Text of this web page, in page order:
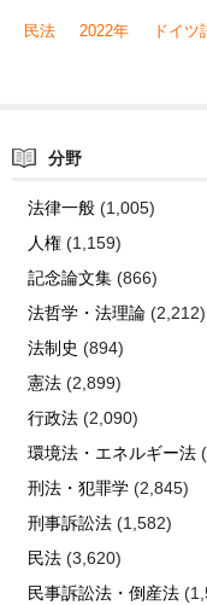
民法 2022年 ドイツ
分野
法律一般(1,005)
人権(1,159)
記念論文集(866)
法哲学・法理論(2,212)
法制史 (894)
憲法(2,899)
行政法(2,090)
環境法・エネルギー法
刑法・犯罪学(2,845)
刑事訴訟法(1,582)
民法(3,620)
民事訴訟法・倒産法